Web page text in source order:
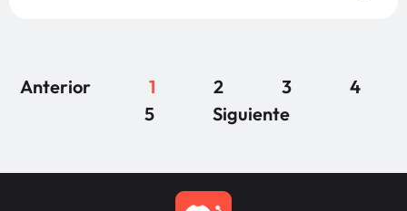
Anterior 1 2 3
4
5
Siguiente